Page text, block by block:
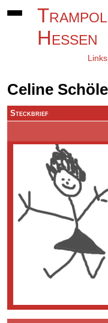
Hessen
Links
Celine
Steckbrief